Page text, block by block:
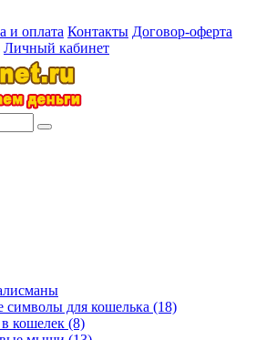
и оплата Контакты Договор-оферта
Личный кабинет
для кошелька (18)
кошелек (8)